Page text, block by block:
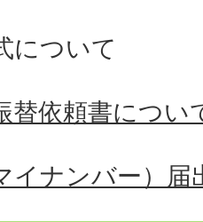
について
替依頼書につい
イナンバー）届